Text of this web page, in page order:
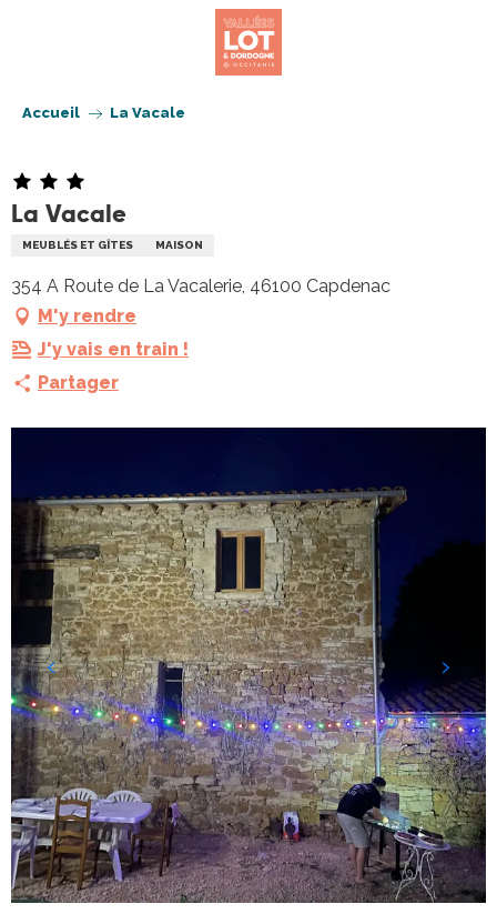
Accueil La Vacale
La Vacale
MEUBLÉS ET GÎTES MAISON
354 A Route de La Vacalerie, 46100 Capdenac
M'y rendre
J'y vais en train !
Partager